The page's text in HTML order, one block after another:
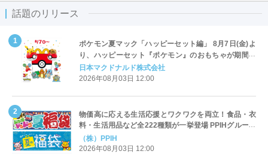
話題のリリース
ポケモン夏マック「ハッピーセット編」 8月7日(金)よ
り、ハッピーセット『ポケモン』のおもちゃが期間限
定登場
日本マクドナルド株式会社
2026年08月03日 12:00
物価高に応える生活応援とワクワクを両立！食品・衣
料・生活用品など全222種類が一挙登場 PPIHグループ
「夏福袋」＆セール 8月6日(木)より順次スタート
（株）PPIH
2026年08月03日 12:00